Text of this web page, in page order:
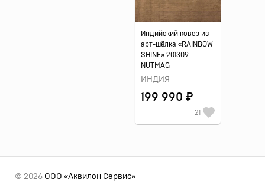
Индийский ковер из
арт-шёлка «RAINBOW
SHINE» 201309-
NUTMAG
ИНДИЯ
199 990 ₽
21
© 2026 ООО «Аквилон Сервис»